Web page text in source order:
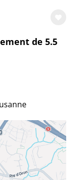
de 5.5